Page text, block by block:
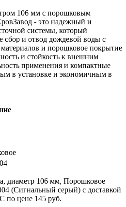
106 мм с порошковым
- это надежный и
системы, который
сбор и отвод дождевой воды с
и порошковое покрытие
и стойкость к внешним
применения и компактные
в установке и экономичным в
диаметр 106 мм, Порошковое
(Сигнальный серый) с доставкой
по цене 145 руб.